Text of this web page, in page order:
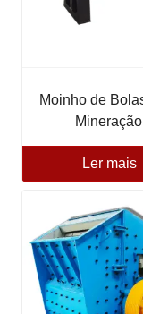
Moinho de
Mineração
Ler mais